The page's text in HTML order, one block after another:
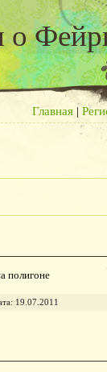
о
Главная |
полигоне
19.07.2011